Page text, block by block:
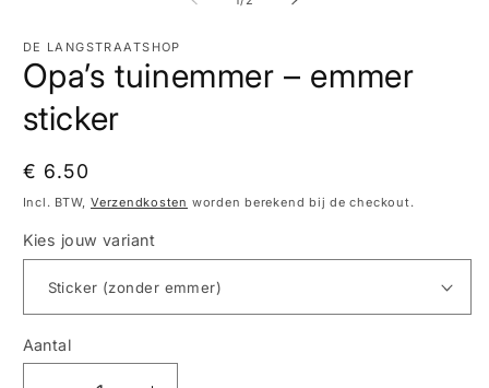
DE LANGSTRAATSHOP
Opa’s tuinemmer – emmer
sticker
Normale
prijs
€ 6.50
Incl. BTW, Verzendkosten worden berekend bij de checkout.
Kies jouw variant
Aantal
Aantal